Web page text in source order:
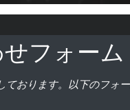
フォーム
ております。以下のフォ